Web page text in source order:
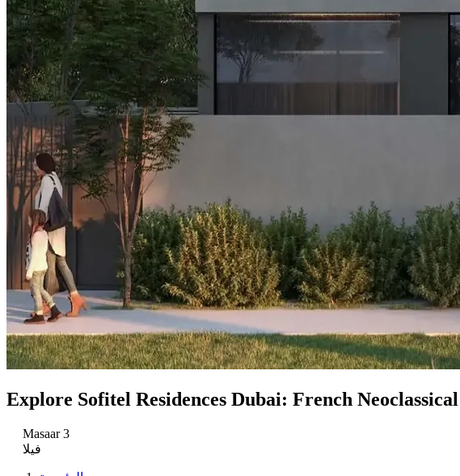
Explore Sofitel Residences Dubai: French
Masaar 3
فيلا